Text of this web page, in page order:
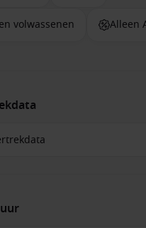
volwassenen Alleen